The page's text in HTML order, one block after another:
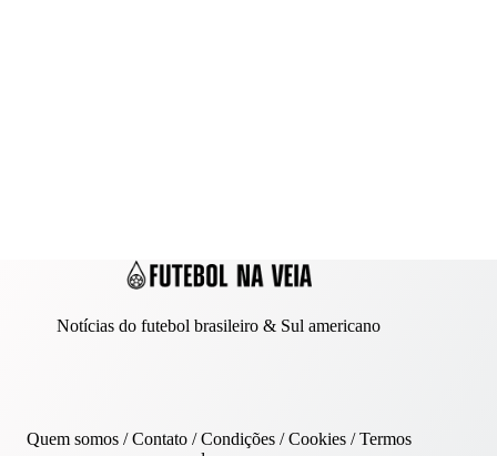
Notícias do futebol brasileiro & Sul americano
Quem somos/Contato/ Condições /Cookies/Termos